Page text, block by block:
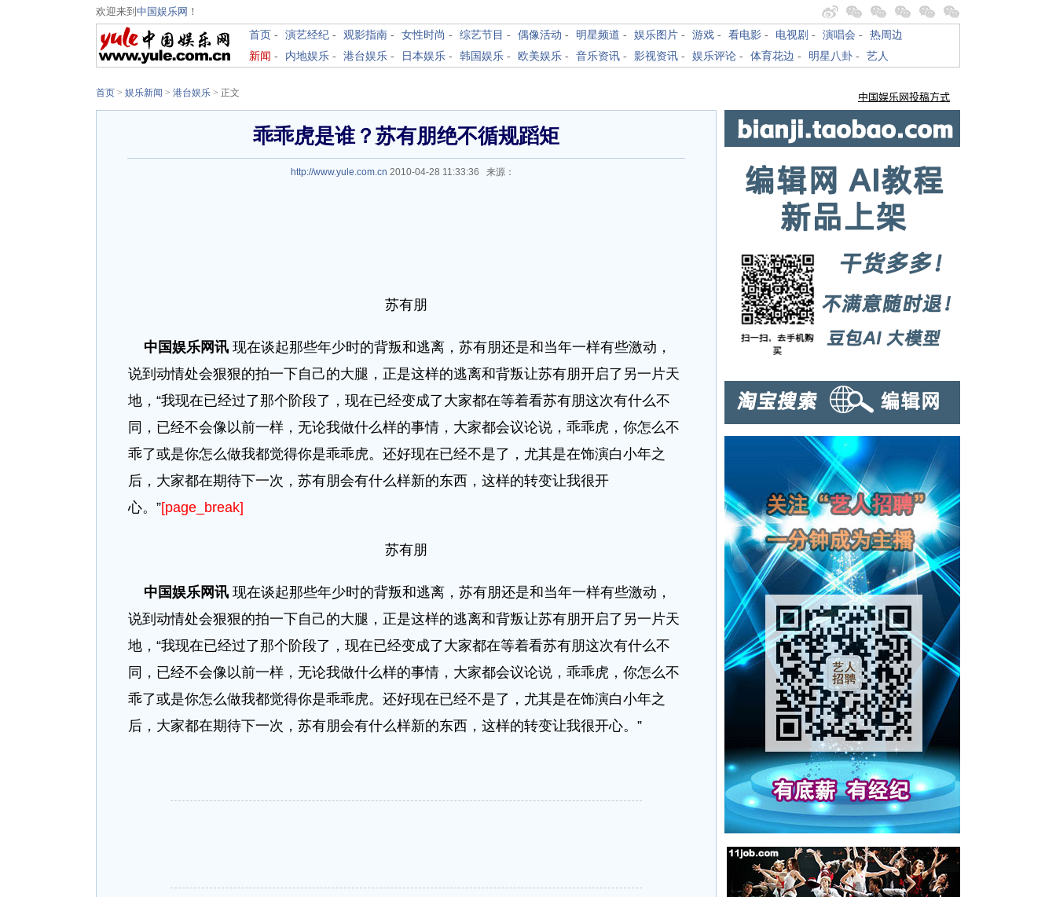
欢迎来到 中国娱乐网 ！
首页 - 演艺经纪 - 观影指南 - 女性时尚 - 综艺节目 - 偶像活动 - 明星频道 - 娱乐图片 - 游戏 - 看电影 - 电视剧 - 演唱会 - 热周边
新闻 - 内地娱乐 - 港台娱乐 - 日本娱乐 - 韩国娱乐 - 欧美娱乐 - 音乐资讯 - 影视资讯 - 娱乐评论 - 体育花边 - 明星八卦 - 艺人
首页 > 娱乐新闻 > 港台娱乐 > 正文
乖乖虎是谁？苏有朋绝不循规蹈矩
http://www.yule.com.cn 2010-04-28 11:33:36 来源：
苏有朋
中国娱乐网讯 现在谈起那些年少时的背叛和逃离，苏有朋还是和当年一样有些激动，
说到动情处会狠狠的拍一下自己的大腿，正是这样的逃离和背叛让苏有朋开启了另一片天
地，“我现在已经过了那个阶段了，现在已经变成了大家都在等着看苏有朋这次有什么不
同，已经不会像以前一样，无论我做什么样的事情，大家都会议论说，乖乖虎，你怎么不
乖了或是你怎么做我都觉得你是乖乖虎。还好现在已经不是了，尤其是在饰演白小年之
后，大家都在期待下一次，苏有朋会有什么样新的东西，这样的转变让我很开
心。”[page_break]
苏有朋
中国娱乐网讯 现在谈起那些年少时的背叛和逃离，苏有朋还是和当年一样有些激动，
说到动情处会狠狠的拍一下自己的大腿，正是这样的逃离和背叛让苏有朋开启了另一片天
地，“我现在已经过了那个阶段了，现在已经变成了大家都在等着看苏有朋这次有什么不
同，已经不会像以前一样，无论我做什么样的事情，大家都会议论说，乖乖虎，你怎么不
乖了或是你怎么做我都觉得你是乖乖虎。还好现在已经不是了，尤其是在饰演白小年之
后，大家都在期待下一次，苏有朋会有什么样新的东西，这样的转变让我很开心。”